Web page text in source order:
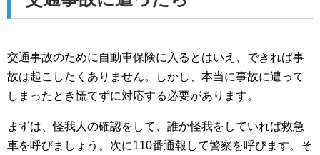
交通事故のために自動車保険に入るとはいえ、できれば事
故は起こしたくありません。しかし、本当に事故に遭って
しまったとき慌てずに対応する必要があります。
まずは、怪我人の確認をして、誰か怪我をしていれば救急
車を呼びましょう。次に110番通報して警察を呼びます。そ